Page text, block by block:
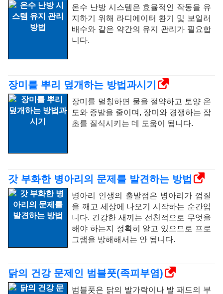
온수 난방 시스템은 효율적인 작동을 유
지하기 위해 라디에이터 환기 및 보일러
배수와 같은 약간의 유지 관리가 필요합
니다.
장미를 뿌리 덮개하는 방법과시기
장미를 멀칭하면 물을 절약하고 토양 온
도와 증발을 줄이며, 장미와 경쟁하는 잡
초를 질식시키는 데 도움이 됩니다.
갓 부화한 병아리의 문제를 발견하는 방법
병아리 인생의 출발점은 병아리가 껍질
을 깨고 세상에 나오기 시작하는 순간입
니다. 건강한 새끼는 선천적으로 무엇을
해야 하는지 정확히 알고 있으므로 프로
그램을 방해해서는 안 됩니다.
닭의 건강 문제인 범블풋(족피부염)
범블풋은 닭의 발가락이나 발 패드의 부